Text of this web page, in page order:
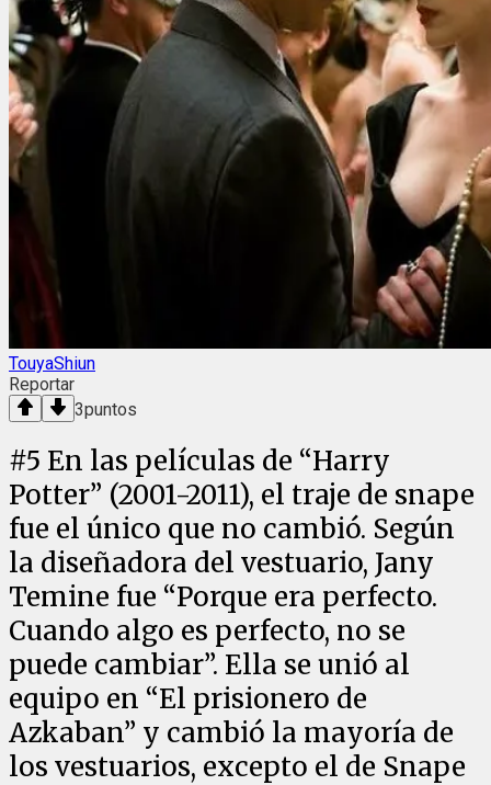
TouyaShiun
Reportar
3puntos
#5 En las películas de “Harry
Potter” (2001-2011), el traje de snape
fue el único que no cambió. Según
la diseñadora del vestuario, Jany
Temine fue “Porque era perfecto.
Cuando algo es perfecto, no se
puede cambiar”. Ella se unió al
equipo en “El prisionero de
Azkaban” y cambió la mayoría de
los vestuarios, excepto el de Snape